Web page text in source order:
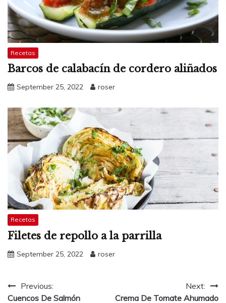
Recetas
Barcos de calabacín de cordero aliñados
September 25, 2022 roser
Recetas
Filetes de repollo a la parrilla
September 25, 2022 roser
PostPrevious:
Cuencos De Salmón
Next:
Crema De Tomate Ahumado